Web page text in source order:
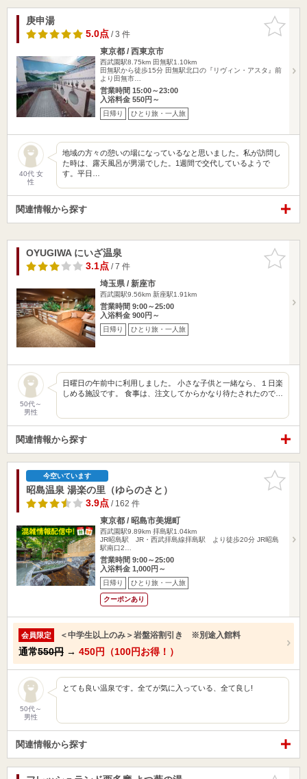
お気に入
りに追加
庚申湯
5.0点/ 3 件
東京都 / 西東京市
西武園駅8.75km 田無駅1.10km
田無駅から徒歩15分 田無駅北口の『リヴィン・アスタ』前
より田無市…
営業時間 15:00～23:00
入浴料金 550円～
日帰り ひとり旅・一人旅
40代 女
性
地域の方々の憩いの場になっているなと思いました。私が訪問し
た時は、露天風呂が男湯でした。1週間で交代しているようで
す。平日…
関連情報から探す
お気に入
りに追加
OYUGIWA にいざ温泉
3.1点/ 7 件
埼玉県 / 新座市
西武園駅9.56km 新座駅1.91km
営業時間 9:00～25:00
入浴料金 900円～
日帰り ひとり旅・一人旅
50代～
男性
日曜日の午前中に利用しました。 小さな子供と一緒なら、１日楽
しめる施設です。 食事は、注文してからかなり待たされたので…
関連情報から探す
お気に入
りに追加
今空いています
昭島温泉 湯楽の里（ゆらのさと）
3.9点/ 162 件
東京都 / 昭島市美堀町
西武園駅9.89km 拝島駅1.04km
JR昭島駅 JR・西武拝島線拝島駅 より徒歩20分 JR昭島
駅南口2…
営業時間 9:00～25:00
入浴料金 1,000円～
日帰り ひとり旅・一人旅
クーポンあり
会員限定 ＜中学生以上のみ＞岩盤浴割引き ※別途入館料
通常550円 → 450円（100円お得！）
50代～
男性
とても良い温泉です。全てが気に入っている、全て良し!
関連情報から探す